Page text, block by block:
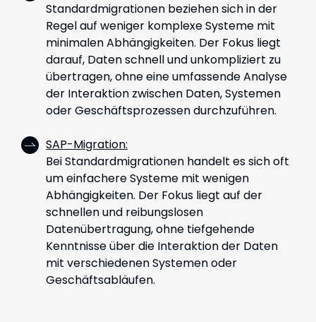
Standardmigrationen beziehen sich in der
Regel auf weniger komplexe Systeme mit
minimalen Abhängigkeiten. Der Fokus liegt
darauf, Daten schnell und unkompliziert zu
übertragen, ohne eine umfassende Analyse
der Interaktion zwischen Daten, Systemen
oder Geschäftsprozessen durchzuführen.
SAP-Migration:
Bei Standardmigrationen handelt es sich oft
um einfachere Systeme mit wenigen
Abhängigkeiten. Der Fokus liegt auf der
schnellen und reibungslosen
Datenübertragung, ohne tiefgehende
Kenntnisse über die Interaktion der Daten
mit verschiedenen Systemen oder
Geschäftsabläufen.